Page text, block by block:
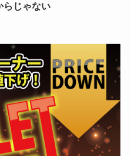
らじゃない